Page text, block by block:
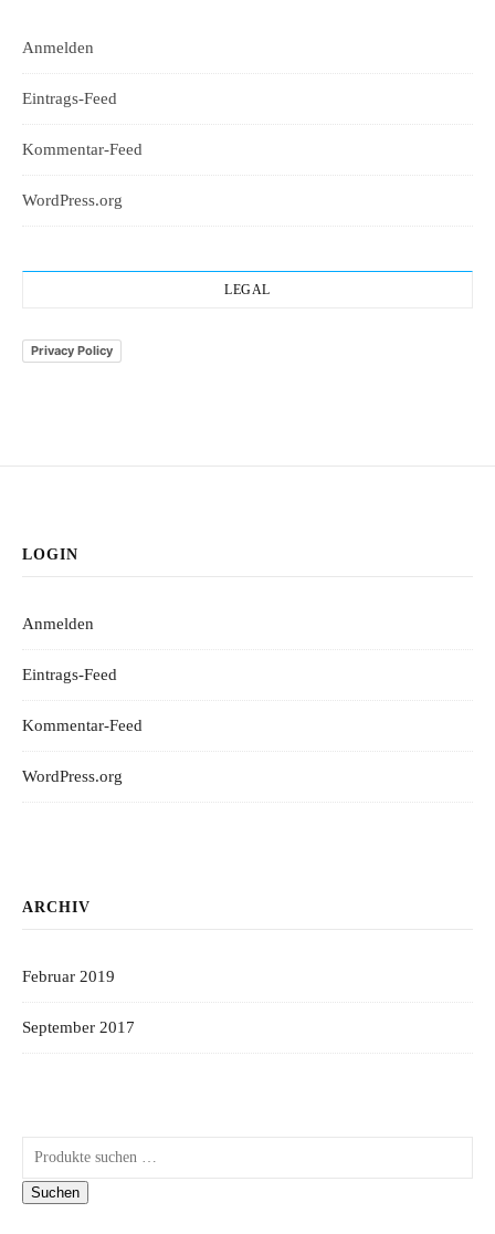
Anmelden
Eintrags-Feed
Kommentar-Feed
WordPress.org
LEGAL
Privacy Policy
LOGIN
Anmelden
Eintrags-Feed
Kommentar-Feed
WordPress.org
ARCHIV
Februar 2019
September 2017
Suchen nach:
Suchen